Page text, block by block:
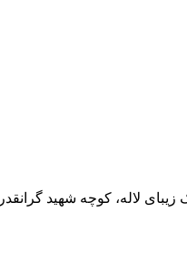
زیبای لاله، کوچه شهید